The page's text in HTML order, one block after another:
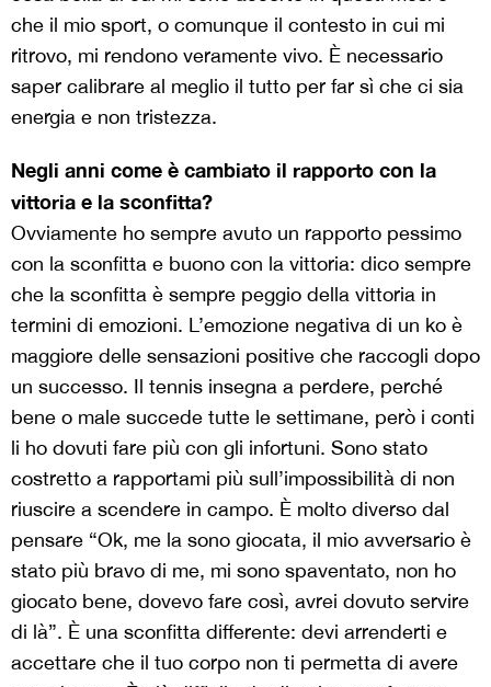
che il mio sport, o comunque il contesto in cui mi
ritrovo, mi rendono veramente vivo. È necessario
saper calibrare al meglio il tutto per far sì che ci sia
energia e non tristezza.
Negli anni come è cambiato il rapporto con la
vittoria e la sconfitta?
Ovviamente ho sempre avuto un rapporto pessimo
con la sconfitta e buono con la vittoria: dico sempre
che la sconfitta è sempre peggio della vittoria in
termini di emozioni. L’emozione negativa di un ko è
maggiore delle sensazioni positive che raccogli dopo
un successo. Il tennis insegna a perdere, perché
bene o male succede tutte le settimane, però i conti
li ho dovuti fare più con gli infortuni. Sono stato
costretto a rapportami più sull’impossibilità di non
riuscire a scendere in campo. È molto diverso dal
pensare “Ok, me la sono giocata, il mio avversario è
stato più bravo di me, mi sono spaventato, non ho
giocato bene, dovevo fare così, avrei dovuto servire
di là”. È una sconfitta differente: devi arrenderti e
accettare che il tuo corpo non ti permetta di avere